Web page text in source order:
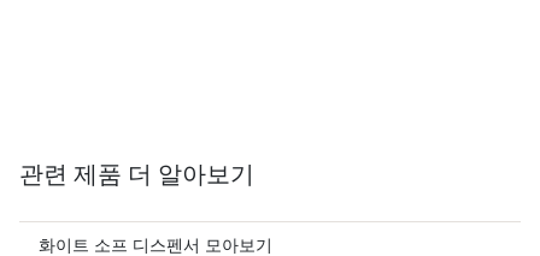
관련 제품 더 알아보기
화이트 소프 디스펜서 모아보기